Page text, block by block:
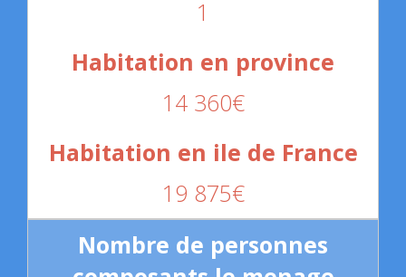
1
14 360€
19 875€